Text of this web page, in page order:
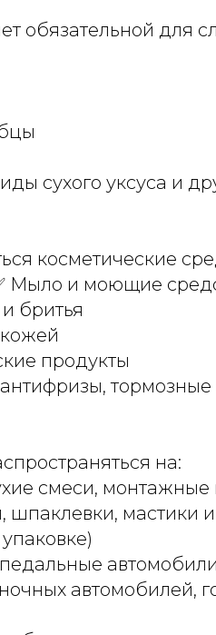
обязательной для
сухого уксуса и
косметические
Мыло и моющие
бритья
продукты
на:
смеси, монтажные
шпаклевки, мастики
автомобилей,